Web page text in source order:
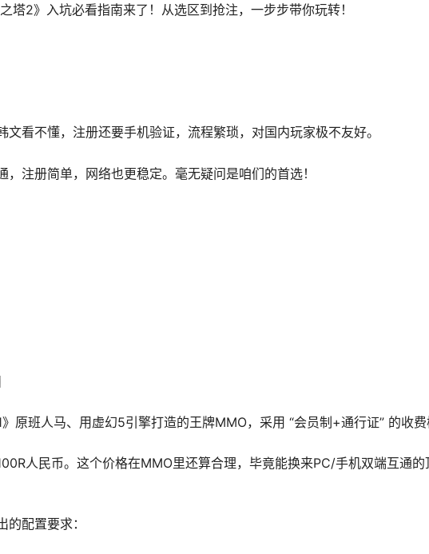
塔2》入坑必看指南来了！从选区到抢注，一步步带你玩转！
看不懂，注册还要手机验证，流程繁琐，对国内玩家极不友好。
注册简单，网络也更稳定。毫无疑问是咱们的首选！